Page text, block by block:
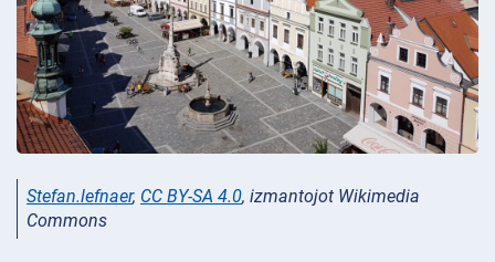
Stefan.lefnaer, CC BY-SA 4.0, izmantojot Wikimedia
Commons